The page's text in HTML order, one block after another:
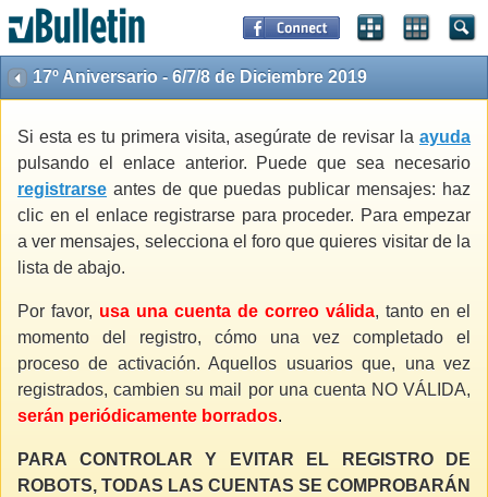
17º Aniversario - 6/7/8 de Diciembre 2019
Si esta es tu primera visita, asegúrate de revisar la ayuda
pulsando el enlace anterior. Puede que sea necesario
registrarse antes de que puedas publicar mensajes: haz
clic en el enlace registrarse para proceder. Para empezar
a ver mensajes, selecciona el foro que quieres visitar de la
lista de abajo.
Por favor, usa una cuenta de correo válida, tanto en el
momento del registro, cómo una vez completado el
proceso de activación. Aquellos usuarios que, una vez
registrados, cambien su mail por una cuenta NO VÁLIDA,
serán periódicamente borrados.
PARA CONTROLAR Y EVITAR EL REGISTRO DE
ROBOTS, TODAS LAS CUENTAS SE COMPROBARÁN